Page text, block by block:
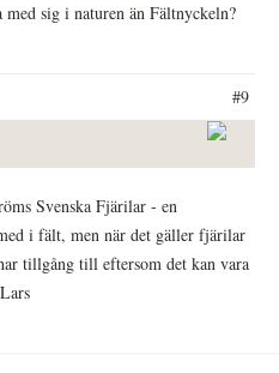
sig i naturen än Fältnyckeln?
#9
Svenska Fjärilar - en
i fält, men när det gäller fjärilar
tillgång till eftersom det kan vara